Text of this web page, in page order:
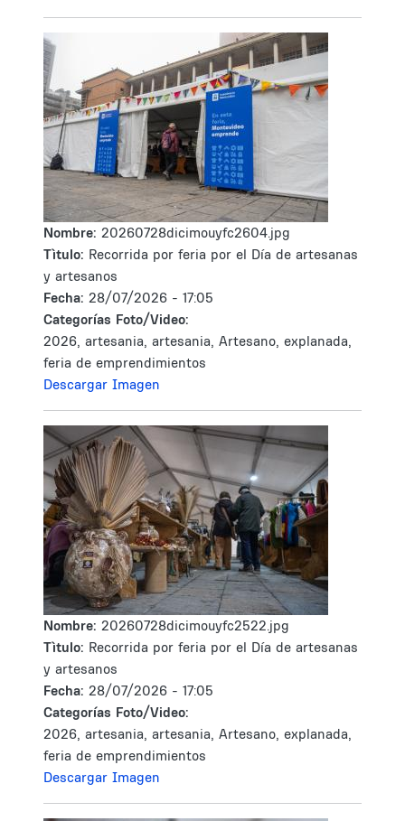
Nombre: 20260728dicimouyfc2604.jpg
Tìtulo: Recorrida por feria por el Día de artesanas
y artesanos
Fecha: 28/07/2026 - 17:05
Categorías Foto/Video:
2026, artesania, artesania, Artesano, explanada,
feria de emprendimientos
Descargar Imagen
Nombre: 20260728dicimouyfc2522.jpg
Tìtulo: Recorrida por feria por el Día de artesanas
y artesanos
Fecha: 28/07/2026 - 17:05
Categorías Foto/Video:
2026, artesania, artesania, Artesano, explanada,
feria de emprendimientos
Descargar Imagen